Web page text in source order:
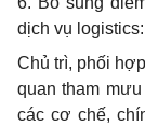
dịch vụ logistics:
Chủ trì, phối
quan tham
các cơ chế,